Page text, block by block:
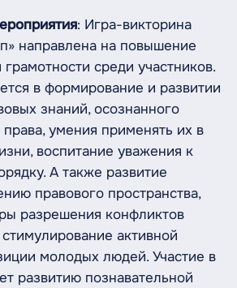
: Игра-викторина
направлена на повышение
среди участников.
в формирование и развитии
знаний, осознанного
умения применять их в
воспитание уважения к
А также развитие
правового пространства,
разрешения конфликтов
активной
молодых людей. Участие в
развитию познавательной